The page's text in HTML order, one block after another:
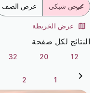
عرض شبكي عرض الصف
عرض الخريطة
النتائج لكل صفحة
12
20
32
1
2